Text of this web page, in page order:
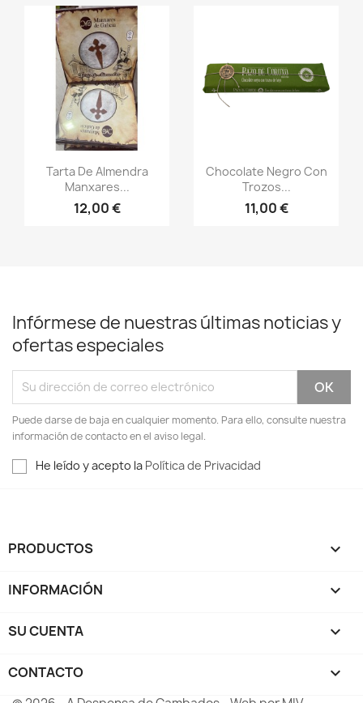
Vista rápida
Tarta De Almendra
Manxares...
12,00 €
Vista rápida
Chocolate Negro Con
Trozos...
11,00 €
Infórmese de nuestras últimas noticias y
ofertas especiales
Puede darse de baja en cualquier momento. Para ello, consulte nuestra
información de contacto en el aviso legal.
He leído y acepto la Política de Privacidad
PRODUCTOS 
INFORMACIÓN 
SU CUENTA 
CONTACTO keyboard_arrow_down